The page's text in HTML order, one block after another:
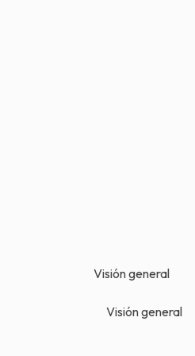
Visión general
Visión general